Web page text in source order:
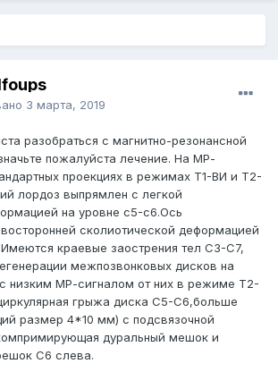
3 марта, 2019
разобраться с магнитно-резонансной
пожалуйста лечение. На МР-
проекциях в режимах Т1-ВИ и Т2-
лордоз выпрямлен с легкой
на уровне с5-с6.Ось
сколиотической деформацией
краевые заострения тел С3-С7,
межпозвонковых дисков на
низким МР-сигналом от них в режиме Т2-
грыжа диска С5-С6,больше
размер 4*10 мм) с подсвязочной
дуральный мешок и
С6 слева.